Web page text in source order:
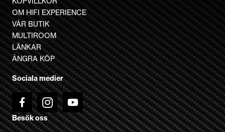
De
olika
alternativen
kan
väljas
på
produktsidan
OM HIFI EXPERIENCE
VÅR BUTIK
MULTIROOM
LÄNKAR
ÅNGRA KÖP
Sociala medier
Besök oss